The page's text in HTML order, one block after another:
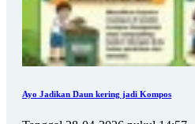
Ayo Jadikan Daun kering jadi Kompos